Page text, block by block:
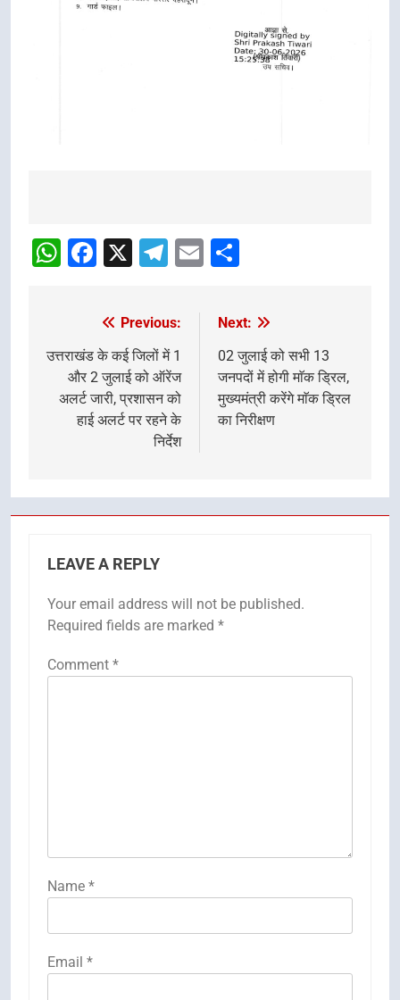
navigation
WhatsApp
Facebook
X Telegram
Email
navigation
Previous:
उत्तराखंड के कई जिलों में 1
और 2 जुलाई को ऑरेंज
अलर्ट जारी, प्रशासन को
हाई अलर्ट पर रहने के
निर्देश
Next:
02 जुलाई को सभी 13
जनपदों में होगी माॅक ड्रिल,
मुख्यमंत्री करेंगे माॅक ड्रिल
का निरीक्षण
LEAVE A REPLY
Your email address will not be published.
Required fields are marked *
Comment *
Name *
Email *